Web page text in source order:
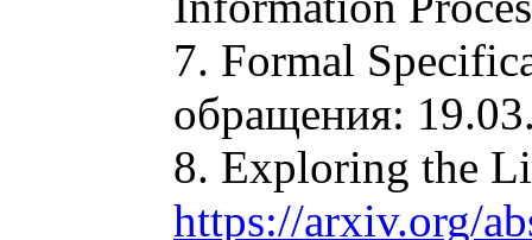
7. Formal
обращения:
8. Exploring the
https://arxiv.org/